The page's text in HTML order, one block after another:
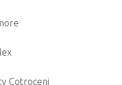
Cotroceni